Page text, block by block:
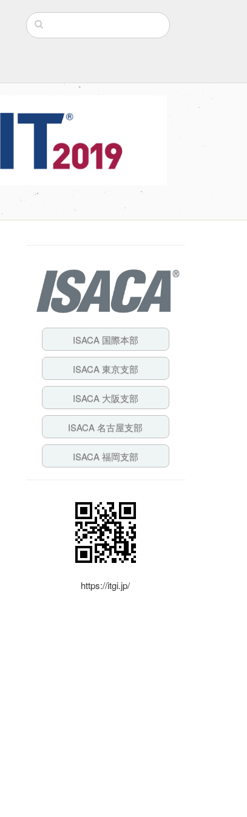
ISACA 国際本部
ISACA 東京支部
ISACA 大阪支部
ISACA 名古屋支部
ISACA 福岡支部
https://itgi.jp/